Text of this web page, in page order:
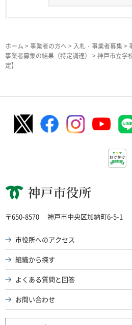
ホーム > 事業者の方へ > 入札・事業者募集>
事業者募集の結果（特定調達）
> 神戸市立学
定】
神戸市役所
〒650-8570 神戸市中央区加納町6-5-1
市役所へのアクセス
組織から探す
よくある質問と回答
お問い合わせ